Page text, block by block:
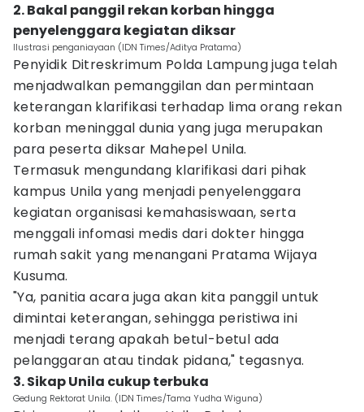
2. Bakal panggil rekan korban hingga
penyelenggara kegiatan diksar
Ilustrasi penganiayaan (IDN Times/Aditya Pratama)
Penyidik Ditreskrimum Polda Lampung juga telah
menjadwalkan pemanggilan dan permintaan
keterangan klarifikasi terhadap lima orang rekan
korban meninggal dunia yang juga merupakan
para peserta diksar Mahepel Unila.
Termasuk mengundang klarifikasi dari pihak
kampus Unila yang menjadi penyelenggara
kegiatan organisasi kemahasiswaan, serta
menggali infomasi medis dari dokter hingga
rumah sakit yang menangani Pratama Wijaya
Kusuma.
"Ya, panitia acara juga akan kita panggil untuk
dimintai keterangan, sehingga peristiwa ini
menjadi terang apakah betul-betul ada
pelanggaran atau tindak pidana," tegasnya.
3. Sikap Unila cukup terbuka
Gedung Rektorat Unila. (IDN Times/Tama Yudha Wiguna)